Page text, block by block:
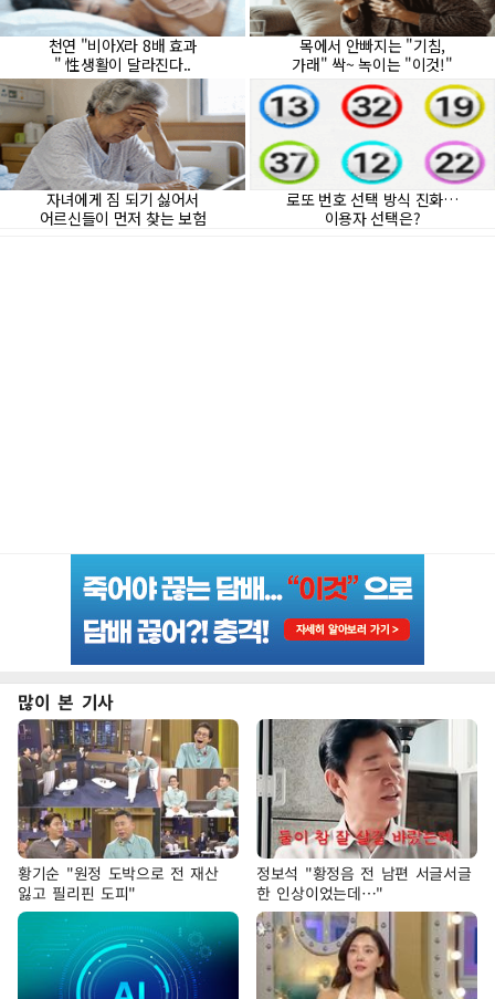
많이 본 기사
황기순 "원정 도박으로 전 재산
잃고 필리핀 도피"
정보석 "황정음 전 남편 서글서글
한 인상이었는데…"